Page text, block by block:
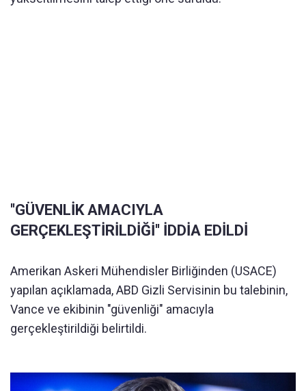
''GÜVENLİK AMACIYLA
GERÇEKLEŞTİRİLDİĞİ'' İDDİA EDİLDİ
Amerikan Askeri Mühendisler Birliğinden (USACE)
yapılan açıklamada, ABD Gizli Servisinin bu talebinin,
Vance ve ekibinin "güvenliği" amacıyla
gerçekleştirildiği belirtildi.